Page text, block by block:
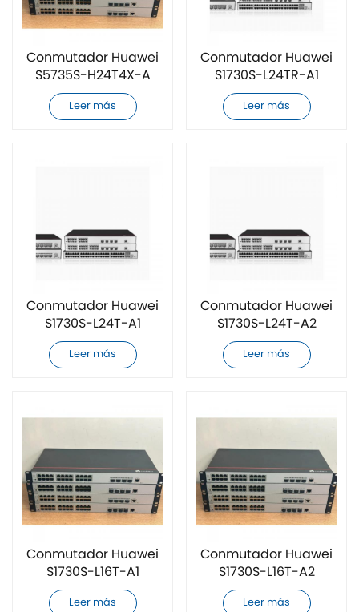
Conmutador Huawei
S5735S-H24T4X-A
original nuevo
Leer más
Conmutador Huawei
S1730S-L24TR-A1
original nuevo
Leer más
Conmutador Huawei
S1730S-L24T-A1
original nuevo
Leer más
Conmutador Huawei
S1730S-L24T-A2
original nuevo
Leer más
Conmutador Huawei
S1730S-L16T-A1
original nuevo
Leer más
Conmutador Huawei
S1730S-L16T-A2
original nuevo
Leer más